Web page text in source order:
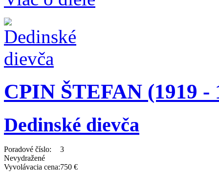
CPIN ŠTEFAN (1919 -
Dedinské dievča
Poradové číslo:
3
Nevydražené
Vyvolávacia cena:750 €